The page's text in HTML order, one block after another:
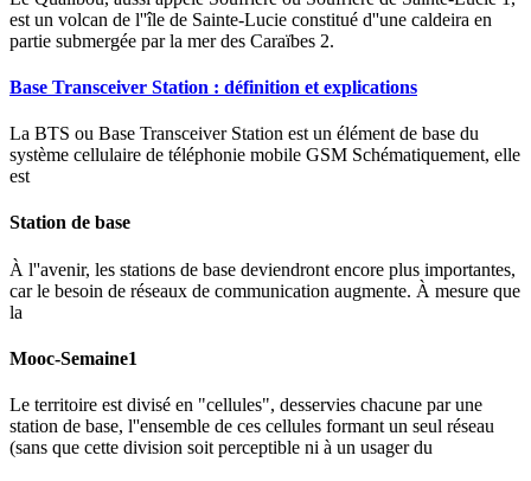
est un volcan de l''île de Sainte-Lucie constitué d''une caldeira en
partie submergée par la mer des Caraïbes 2.
Base Transceiver Station : définition et explications
La BTS ou Base Transceiver Station est un élément de base du
système cellulaire de téléphonie mobile GSM Schématiquement, elle
est
Station de base
À l''avenir, les stations de base deviendront encore plus importantes,
car le besoin de réseaux de communication augmente. À mesure que
la
Mooc-Semaine1
Le territoire est divisé en "cellules", desservies chacune par une
station de base, l''ensemble de ces cellules formant un seul réseau
(sans que cette division soit perceptible ni à un usager du